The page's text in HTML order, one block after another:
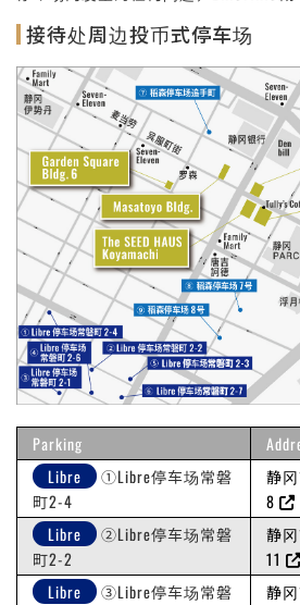
接待处周边投币式停车场
Parking
Libre
①Libre停车场常磐
町2-4
静
8
Libre
②Libre停车场常磐
町2-2
静
11
Libre
③Libre停车场常磐
静